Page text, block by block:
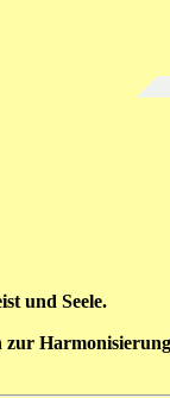
und Seele.